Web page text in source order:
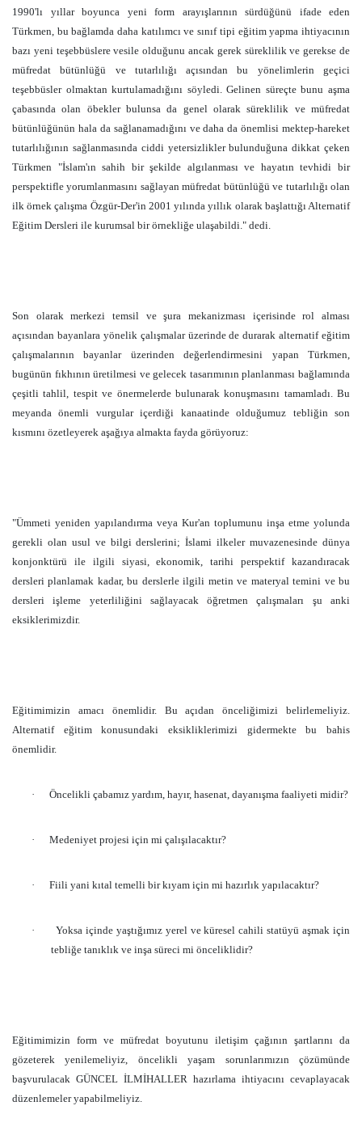
1990'lı yıllar boyunca yeni form arayışlarının sürdüğünü ifade eden
Türkmen, bu bağlamda daha katılımcı ve sınıf tipi eğitim yapma ihtiyacının
bazı yeni teşebbüslere vesile olduğunu ancak gerek süreklilik ve gerekse de
müfredat bütünlüğü ve tutarlılığı açısından bu yönelimlerin geçici
teşebbüsler olmaktan kurtulamadığını söyledi. Gelinen süreçte bunu aşma
çabasında olan öbekler bulunsa da genel olarak süreklilik ve müfredat
bütünlüğünün hala da sağlanamadığını ve daha da önemlisi mektep-hareket
tutarlılığının sağlanmasında ciddi yetersizlikler bulunduğuna dikkat çeken
Türkmen "İslam'ın sahih bir şekilde algılanması ve hayatın tevhidi bir
perspektifle yorumlanmasını sağlayan müfredat bütünlüğü ve tutarlılığı olan
ilk örnek çalışma Özgür-Der'in 2001 yılında yıllık olarak başlattığı Alternatif
Eğitim Dersleri ile kurumsal bir örnekliğe ulaşabildi." dedi.
Son olarak merkezi temsil ve şura mekanizması içerisinde rol alması
açısından bayanlara yönelik çalışmalar üzerinde de durarak alternatif eğitim
çalışmalarının bayanlar üzerinden değerlendirmesini yapan Türkmen,
bugünün fıkhının üretilmesi ve gelecek tasarımının planlanması bağlamında
çeşitli tahlil, tespit ve önermelerde bulunarak konuşmasını tamamladı. Bu
meyanda önemli vurgular içerdiği kanaatinde olduğumuz tebliğin son
kısmını özetleyerek aşağıya almakta fayda görüyoruz:
"Ümmeti yeniden yapılandırma veya Kur'an toplumunu inşa etme yolunda
gerekli olan usul ve bilgi derslerini; İslami ilkeler muvazenesinde dünya
konjonktürü ile ilgili siyasi, ekonomik, tarihi perspektif kazandıracak
dersleri planlamak kadar, bu derslerle ilgili metin ve materyal temini ve bu
dersleri işleme yeterliliğini sağlayacak öğretmen çalışmaları şu anki
eksiklerimizdir.
Eğitimimizin amacı önemlidir. Bu açıdan önceliğimizi belirlemeliyiz.
Alternatif eğitim konusundaki eksikliklerimizi gidermekte bu bahis
önemlidir.
· Öncelikli çabamız yardım, hayır, hasenat, dayanışma faaliyeti midir?
· Medeniyet projesi için mi çalışılacaktır?
· Fiili yani kıtal temelli bir kıyam için mi hazırlık yapılacaktır?
·
Yoksa içinde yaştığımız yerel ve küresel cahili statüyü aşmak için
tebliğe tanıklık ve inşa süreci mi önceliklidir?
Eğitimimizin form ve müfredat boyutunu iletişim çağının şartlarını da
gözeterek yenilemeliyiz, öncelikli yaşam sorunlarımızın çözümünde
başvurulacak GÜNCEL İLMİHALLER hazırlama ihtiyacını cevaplayacak
düzenlemeler yapabilmeliyiz.